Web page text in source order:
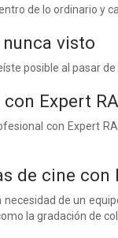
de lo ordinario y
visto
posible al pasar
Expert
con Expert
de cine con
necesidad de un
la gradación de